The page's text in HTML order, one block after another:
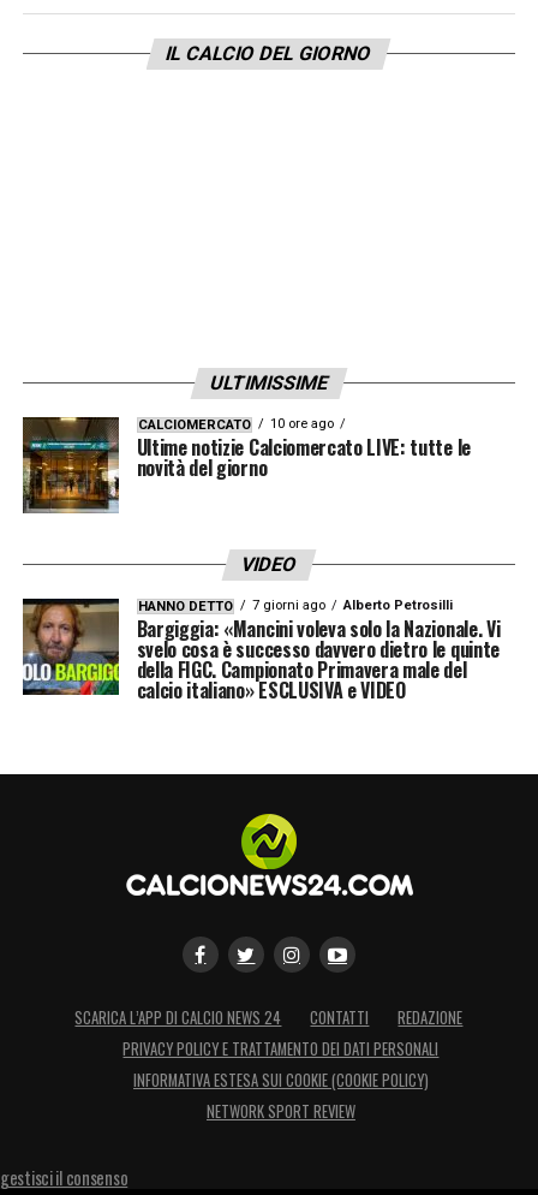
cielo di Milano proprio nel derby, un derby
freddo, rovente solo nel finale: ho ancora
IL CALCIO DEL GIORNO
ULTIMISSIME
CALCIOMERCATO 10 ore ago
Ultime notizie Calciomercato LIVE: tutte le
novità del giorno
VIDEO
HANNO DETTO 7 giorni ago Alberto Petrosilli
Bargiggia: «Mancini voleva solo la Nazionale. Vi
svelo cosa è successo davvero dietro le quinte
della FIGC. Campionato Primavera male del
calcio italiano» ESCLUSIVA e VIDEO
SCARICA L’APP DI CALCIO NEWS 24 CONTATTI
REDAZIONE
PRIVACY POLICY E TRATTAMENTO DEI DATI PERSONALI
INFORMATIVA ESTESA SUI COOKIE (COOKIE POLICY)
NETWORK SPORT REVIEW
gestisci il consenso